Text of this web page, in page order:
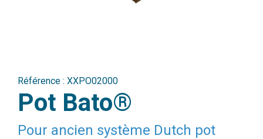
Référence : XXPO02000
Pot Bato®
Pour ancien système Dutch pot